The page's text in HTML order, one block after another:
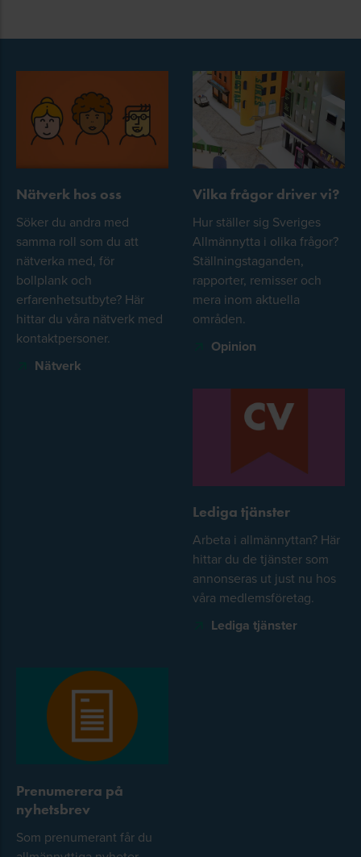
Nätverk hos oss
Söker du andra med
samma roll som du att
nätverka med, för
bollplank och
erfarenhetsutbyte? Här
hittar du våra nätverk med
kontaktpersoner.
Nätverk
Vilka frågor driver vi?
Hur ställer sig Sveriges
Allmännytta i olika frågor?
Ställningstaganden,
rapporter, remisser och
mera inom aktuella
områden.
Opinion
Lediga tjänster
Arbeta i allmännyttan? Här
hittar du de tjänster som
annonseras ut just nu hos
våra medlemsföretag.
Lediga tjänster
Prenumerera på
nyhetsbrev
Som prenumerant får du